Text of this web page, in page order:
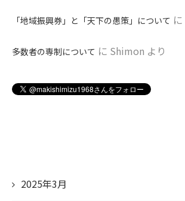
「地域振興券」と「天下の愚策」について に
多数者の専制について に Shimon より
2025年3月